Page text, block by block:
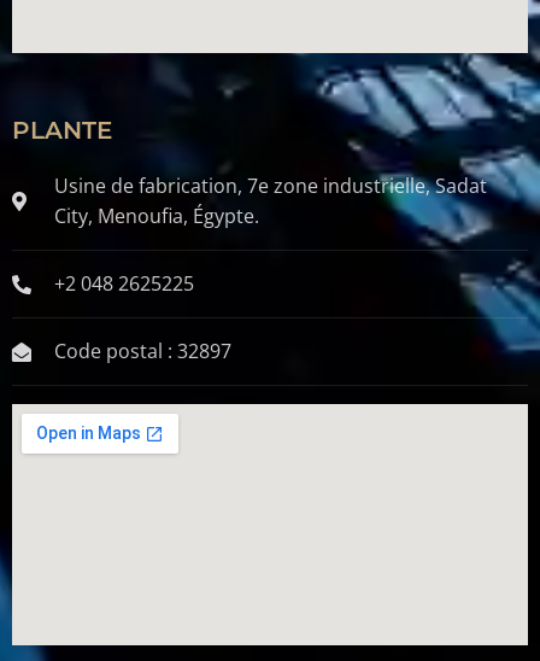
PLANTE
Usine de fabrication, 7e zone industrielle, Sadat
City, Menoufia, Égypte.
+2 048 2625225
Code postal : 32897